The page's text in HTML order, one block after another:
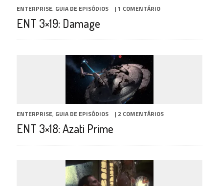
ENTERPRISE, GUIA DE EPISÓDIOS | 1 COMENTÁRIO
ENT 3×19: Damage
ENTERPRISE, GUIA DE EPISÓDIOS | 2 COMENTÁRIOS
ENT 3×18: Azati Prime